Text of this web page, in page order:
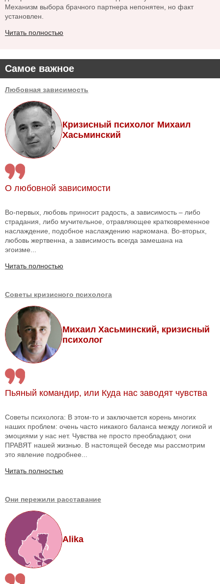
Самое важное
Любовная зависимость
Кризисный психолог Михаил
Хасьминский
О любовной зависимости
Во-первых, любовь приносит радость, а зависимость – либо
страдания, либо мучительное, отравляющее кратковременное
наслаждение, подобное наслаждению наркомана. Во-вторых,
любовь жертвенна, а зависимость всегда замешана на
эгоизме...
Читать полностью
Советы кризисного психолога
Михаил Хасьминский, кризисный
психолог
Пьяный командир, или Куда нас заводят чувства
Советы психолога: В этом-то и заключается корень многих
наших проблем: очень часто никакого баланса между логикой и
эмоциями у нас нет. Чувства не просто преобладают, они
ПРАВЯТ нашей жизнью. В настоящей беседе мы рассмотрим
это явление подробнее...
Читать полностью
Они пережили расставание
Alika
Механизм выбора брачного партнера непонятен, но факт
установлен.
Читать полностью